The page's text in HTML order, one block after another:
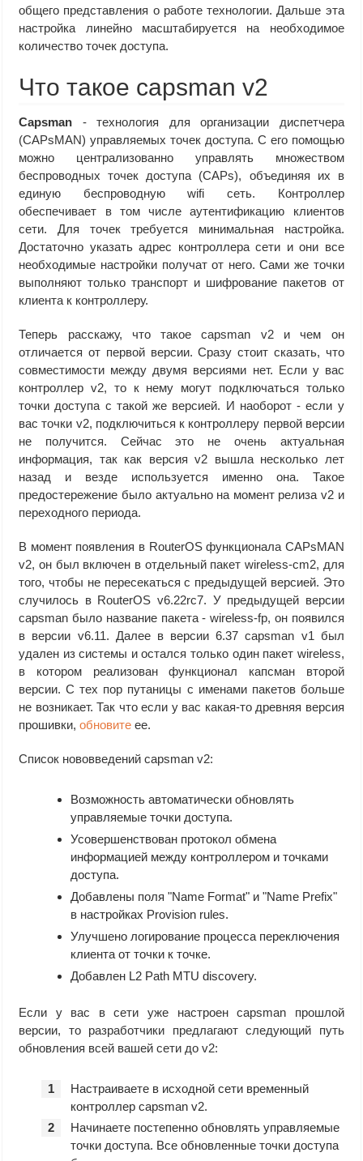
общего представления о работе технологии. Дальше эта
настройка линейно масштабируется на необходимое
количество точек доступа.
Что такое capsman v2
Capsman - технология для организации диспетчера
(CAPsMAN) управляемых точек доступа. С его помощью
можно централизованно управлять множеством
беспроводных точек доступа (CAPs), объединяя их в
единую беспроводную wifi сеть. Контроллер
обеспечивает в том числе аутентификацию клиентов
сети. Для точек требуется минимальная настройка.
Достаточно указать адрес контроллера сети и они все
необходимые настройки получат от него. Сами же точки
выполняют только транспорт и шифрование пакетов от
клиента к контроллеру.
Теперь расскажу, что такое capsman v2 и чем он
отличается от первой версии. Сразу стоит сказать, что
совместимости между двумя версиями нет. Если у вас
контроллер v2, то к нему могут подключаться только
точки доступа с такой же версией. И наоборот - если у
вас точки v2, подключиться к контроллеру первой версии
не получится. Сейчас это не очень актуальная
информация, так как версия v2 вышла несколько лет
назад и везде используется именно она. Такое
предостережение было актуально на момент релиза v2 и
переходного периода.
В момент появления в RouterOS функционала CAPsMAN
v2, он был включен в отдельный пакет wireless-cm2, для
того, чтобы не пересекаться с предыдущей версией. Это
случилось в RouterOS v6.22rc7. У предыдущей версии
capsman было название пакета - wireless-fp, он появился
в версии v6.11. Далее в версии 6.37 capsman v1 был
удален из системы и остался только один пакет wireless,
в котором реализован функционал капсман второй
версии. С тех пор путаницы с именами пакетов больше
не возникает. Так что если у вас какая-то древняя версия
прошивки,обновите ее.
Список нововведений capsman v2:
Возможность автоматически обновлять
управляемые точки доступа.
Усовершенствован протокол обмена
информацией между контроллером и точками
доступа.
Добавлены поля "Name Format" и "Name Prefix"
в настройках Provision rules.
Улучшено логирование процесса переключения
клиента от точки к точке.
Добавлен L2 Path MTU discovery.
Если у вас в сети уже настроен capsman прошлой
версии, то разработчики предлагают следующий путь
обновления всей вашей сети до v2:
Настраиваете в исходной сети временный
контроллер capsman v2.
Начинаете постепенно обновлять управляемые
точки доступа. Все обновленные точки доступа